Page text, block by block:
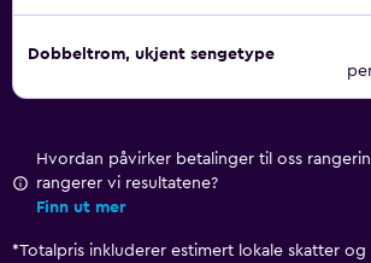
Dobbeltrom, ukjent sengetype
Hvordan påvirker betalinger til oss
rangerer vi resultatene?
Finn ut mer
*Totalpris inkluderer estimert lokale skatter